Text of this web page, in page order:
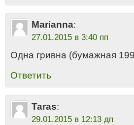
Marianna:
27.01.2015 в 3:40 пп
Одна гривна (бумажная
Ответить
Taras:
29.01.2015 в 12:13 дп